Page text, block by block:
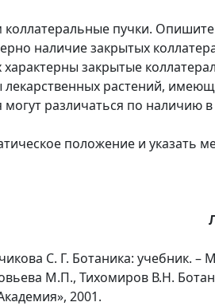
пучки.
наличие закрытых
характерны закрытые
растений,
могут различаться по наличию
положение и указать
С. Г. Ботаника: учебник. –
М.П., Тихомиров В.Н.
2001.